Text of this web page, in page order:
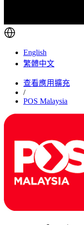
English
繁體中文
查看應用擴充
/
POS Malaysia